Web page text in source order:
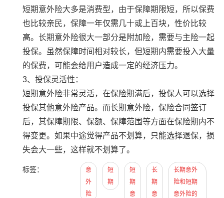
短期意外险大多是消费型，由于保障期限短，所以保费
也比较亲民，保障一年仅需几十或上百块，性价比较
高。长期意外险很大一部分是附加险，需要与主险一起
投保。虽然保障时间相对较长，但短期内需要投入大量
的保费，可能会给用户造成一定的经济压力。
3、投保灵活性：
短期意外险非常灵活，在保险期满后，投保人可以选择
投保其他意外险产品。而长期意外险，保险合同签订
后，其保障期限、保额、保障范围等方面在保险期内不
得变更。如果中途觉得产品不划算，只能选择退保，损
失会大一些，这样就不划算了。
标签：
意
外
险
短
期
短
期
意
长
期
意
长期意外
险和短期
意外险的